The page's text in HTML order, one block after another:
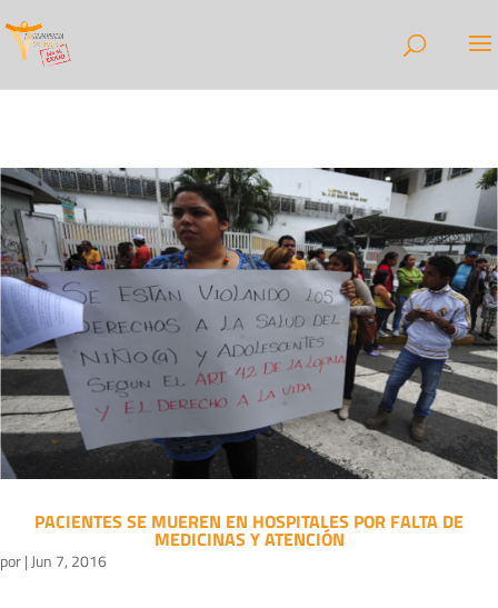
PACIENTES SE MUEREN EN HOSPITALES POR FALTA DE
MEDICINAS Y ATENCIÓN
por| Jun 7, 2016